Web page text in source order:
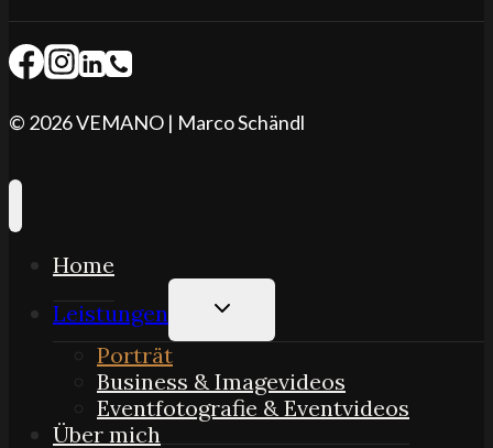
© 2026 VEMANO | Marco Schändl
Home
Leistungen
Untermenü
Porträt
Business & Imagevideos
Eventfotografie & Eventvideos
Über mich